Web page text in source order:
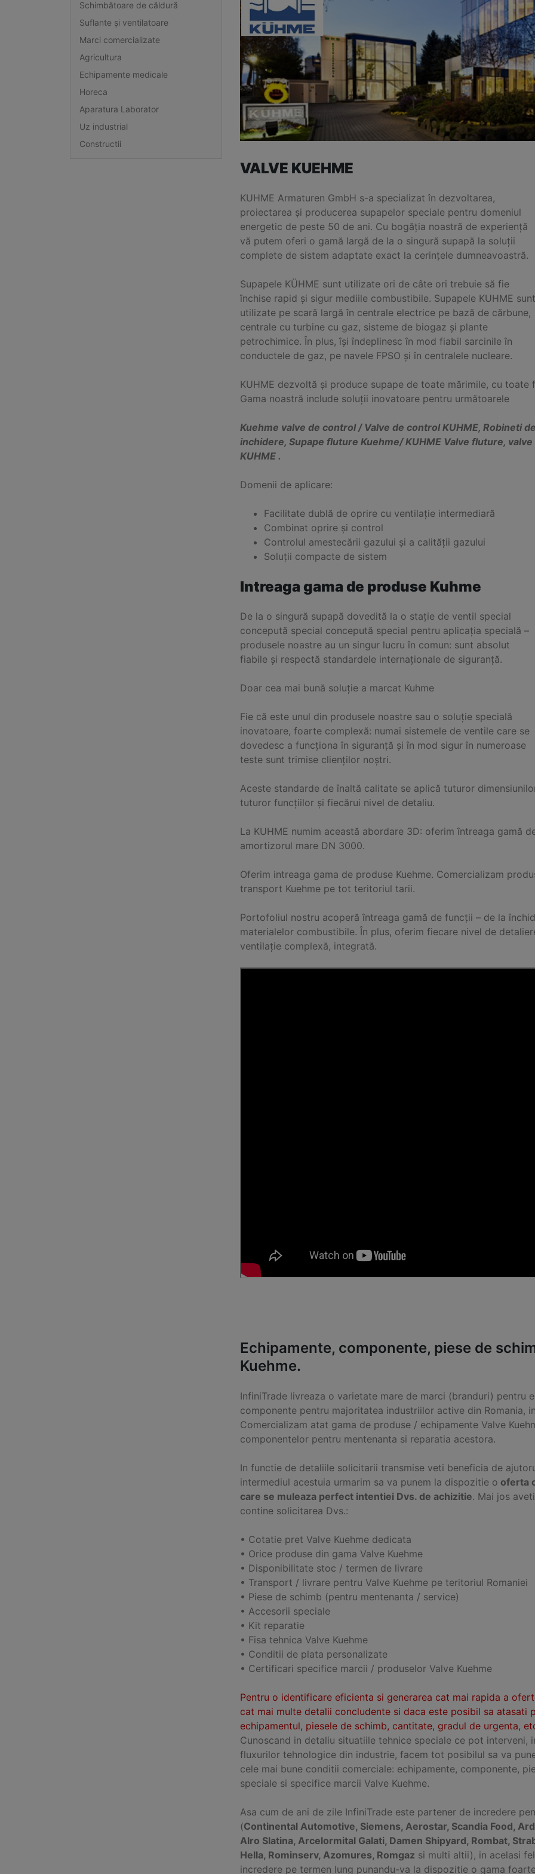
Schimbătoare de căldură
Suflante și ventilatoare
Marci comercializate
Agricultura
Echipamente medicale
Horeca
Aparatura Laborator
Uz industrial
Constructii
VALVE KUEHME
KUHME Armaturen GmbH s-a specializat în dezvoltarea,
proiectarea și producerea supapelor speciale pentru domeniul
energetic de peste 50 de ani. Cu bogăția noastră de experiență
vă putem oferi o gamă largă de la o singură supapă la soluții
complete de sistem adaptate exact la cerințele dumneavoastră.
Supapele KÜHME sunt utilizate ori de câte ori trebuie să fie
închise rapid și sigur mediile combustibile. Supapele KUHME sunt
utilizate pe scară largă în centrale electrice pe bază de cărbune,
centrale cu turbine cu gaz, sisteme de biogaz și plante
petrochimice. În plus, își îndeplinesc în mod fiabil sarcinile în
conductele de gaz, pe navele FPSO și în centralele nucleare.
KUHME dezvoltă și produce supape de toate mărimile, cu
Gama noastră include soluții inovatoare pentru următoarele
Kuehme valve de control / Valve de control KUHME, Robineti
inchidere, Supape fluture Kuehme/ KUHME Valve fluture,
KUHME .
Domenii de aplicare:
Facilitate dublă de oprire cu ventilație intermediară
Combinat oprire și control
Controlul amestecării gazului și a calității gazului
Soluții compacte de sistem
Intreaga gama de produse Kuhme
De la o singură supapă dovedită la o stație de ventil special
concepută special concepută special pentru aplicația specială –
produsele noastre au un singur lucru în comun: sunt absolut
fiabile și respectă standardele internaționale de siguranță.
Doar cea mai bună soluție a marcat Kuhme
Fie că este unul din produsele noastre sau o soluție specială
inovatoare, foarte complexă: numai sistemele de ventile care se
dovedesc a funcționa în siguranță și în mod sigur în numeroase
teste sunt trimise clienților noștri.
Aceste standarde de înaltă calitate se aplică tuturor
tuturor funcțiilor și fiecărui nivel de detaliu.
La KUHME numim această abordare 3D: oferim întreaga gamă
amortizorul mare DN 3000.
Oferim intreaga gama de produse Kuehme. Comercializam
transport Kuehme pe tot teritoriul tarii.
Portofoliul nostru acoperă întreaga gamă de funcții – de la
materialelor combustibile. În plus, oferim fiecare nivel de
ventilație complexă, integrată.
Echipamente, componente, piese de
Kuehme.
InfiniTrade livreaza o varietate mare de marci (branduri) pentru
componente pentru majoritatea industriilor active din Romania,
Comercializam atat gama de produse / echipamente Valve
componentelor pentru mentenanta si reparatia acestora.
In functie de detaliile solicitarii transmise veti beneficia de
intermediul acestuia urmarim sa va punem la dispozitie o oferta
care se muleaza perfect intentiei Dvs. de achizitie. Mai jos
contine solicitarea Dvs.:
• Cotatie pret Valve Kuehme dedicata
• Orice produse din gama Valve Kuehme
• Disponibilitate stoc / termen de livrare
• Transport / livrare pentru Valve Kuehme pe teritoriul Romaniei
• Piese de schimb (pentru mentenanta / service)
• Accesorii speciale
• Kit reparatie
• Fisa tehnica Valve Kuehme
• Conditii de plata personalizate
• Certificari specifice marcii / produselor Valve Kuehme
Pentru o identificare eficienta si generarea cat mai rapida a
cat mai multe detalii concludente si daca este posibil sa atasati
echipamentul, piesele de schimb, cantitate, gradul de urgenta,
Cunoscand in detaliu situatiile tehnice speciale ce pot interveni,
fluxurilor tehnologice din industrie, facem tot posibilul sa va
cele mai bune conditii comerciale: echipamente, componente,
speciale si specifice marcii Valve Kuehme.
Asa cum de ani de zile InfiniTrade este partener de incredere
(Continental Automotive, Siemens, Aerostar, Scandia Food,
Alro Slatina, Arcelormital Galati, Damen Shipyard, Rombat,
Hella, Rominserv, Azomures, Romgaz si multi altii), in acelasi
incredere pe termen lung punandu-va la dispozitie o gama